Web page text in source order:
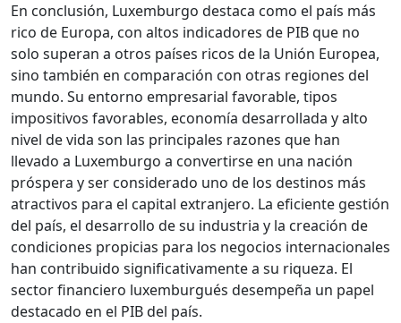
En conclusión, Luxemburgo destaca como el país más
rico de Europa, con altos indicadores de PIB que no
solo superan a otros países ricos de la Unión Europea,
sino también en comparación con otras regiones del
mundo. Su entorno empresarial favorable, tipos
impositivos favorables, economía desarrollada y alto
nivel de vida son las principales razones que han
llevado a Luxemburgo a convertirse en una nación
próspera y ser considerado uno de los destinos más
atractivos para el capital extranjero. La eficiente gestión
del país, el desarrollo de su industria y la creación de
condiciones propicias para los negocios internacionales
han contribuido significativamente a su riqueza. El
sector financiero luxemburgués desempeña un papel
destacado en el PIB del país.